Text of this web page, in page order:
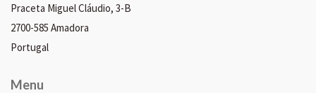
Praceta Miguel Cláudio, 3-B
2700-585 Amadora
Portugal
Menu